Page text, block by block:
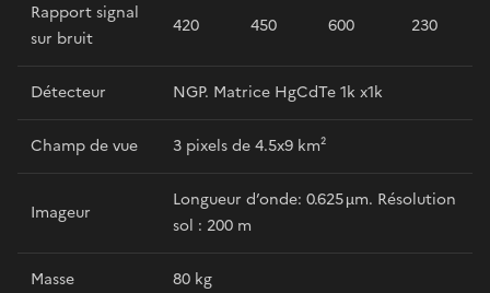
Rapport signal
sur bruit
420 450 600 230
Détecteur NGP. Matrice HgCdTe 1k x1k
Champ de vue 3 pixels de 4.5x9 km²
Imageur
Longueur d’onde: 0.625 µm. Résolution
sol : 200 m
Masse 80 kg